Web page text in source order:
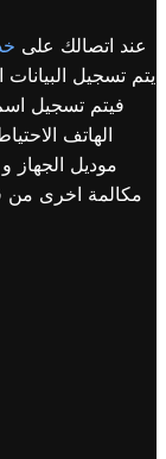
عند اتصالك على
يتم تسجيل
فيتم تسجيل
الهاتف
موديل الجهاز
مكالمة اخرى من